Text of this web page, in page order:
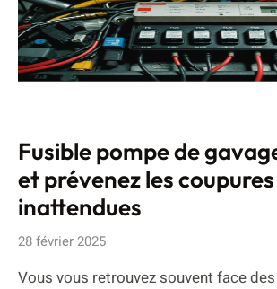
Fusible pompe de
et prévenez les coupures
inattendues
28 février 2025
Vous vous retrouvez souvent face